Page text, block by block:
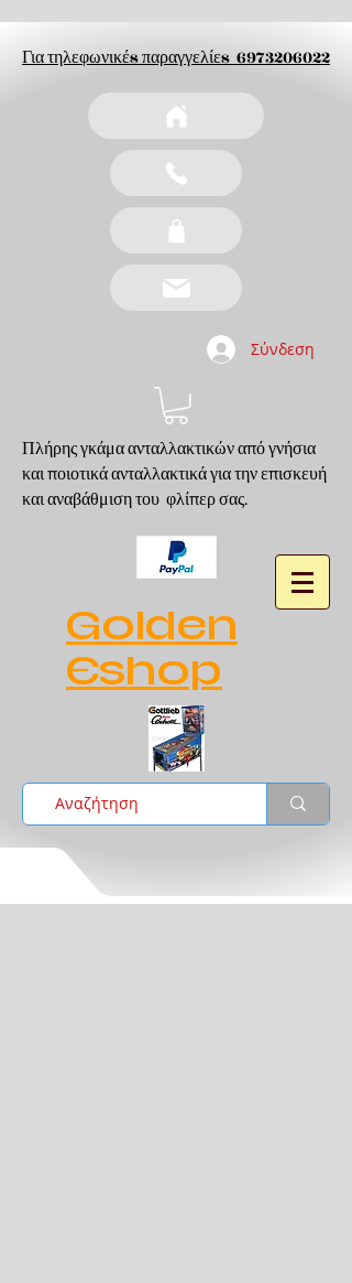
Για τηλεφωνικέs παραγγελίεs6973206022
Σύνδεση
Πλήρης γκάμα ανταλλακτικών από γνήσια
και ποιοτικά ανταλλακτικά για την επισκευή
και αναβάθμιση του φλίπερ σας.
Golden
Eshop